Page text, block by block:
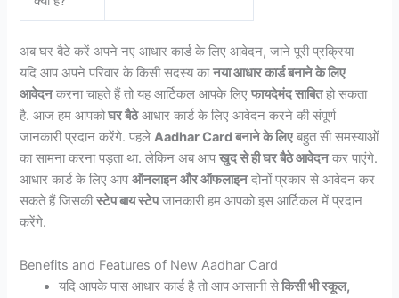
अब घर बैठे करें अपने नए आधार कार्ड के लिए आवेदन, जाने पूरी प्रक्रिया
यदि आप अपने परिवार के किसी सदस्य कानया आधार कार्ड बनाने के लिए
आवेदनकरना चाहते हैं तो यह आर्टिकल आपके लिएफायदेमंद साबितहो सकता
है. आज हम आपकोघर बैठेआधार कार्ड के लिए आवेदन करने की संपूर्ण
जानकारी प्रदान करेंगे. पहलेAadhar Card बनाने के लिएबहुत सी समस्याओं
का सामना करना पड़ता था. लेकिन अब आपखुद से ही घर बैठे आवेदनकर पाएंगे.
आधार कार्ड के लिए आपऑनलाइन और ऑफलाइनदोनों प्रकार से आवेदन कर
सकते हैं जिसकीस्टेप बाय स्टेपजानकारी हम आपको इस आर्टिकल में प्रदान
करेंगे.
Benefits and Features of New Aadhar Card
यदि आपके पास आधार कार्ड है तो आप आसानी सेकिसी भी स्कूल,